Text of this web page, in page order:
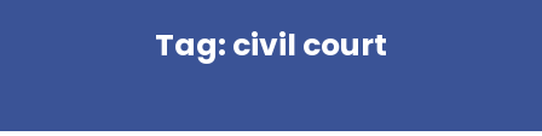
Tag: civil court